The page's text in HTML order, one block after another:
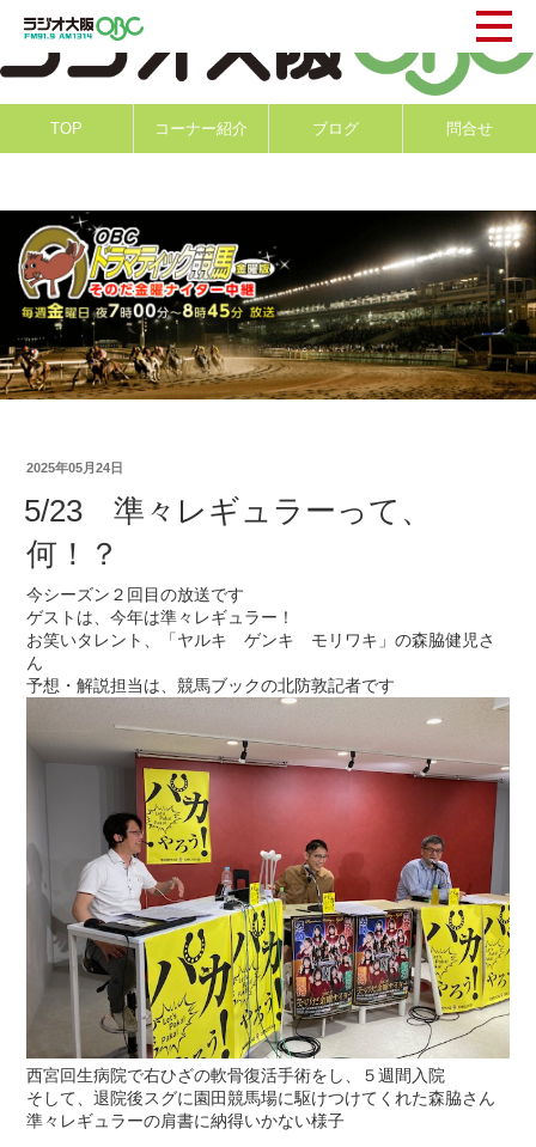
TOP コーナー紹介 ブログ 問合せ
2025年05月24日
5/23 準々レギュラーって、
何！？
今シーズン２回目の放送です
ゲストは、今年は準々レギュラー！
お笑いタレント、「ヤルキ ゲンキ モリワキ」の森脇健児さ
ん
予想・解説担当は、競馬ブックの北防敦記者です
西宮回生病院で右ひざの軟骨復活手術をし、５週間入院
そして、退院後スグに園田競馬場に駆けつけてくれた森脇さん
準々レギュラーの肩書に納得いかない様子